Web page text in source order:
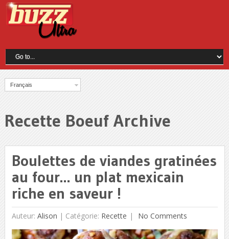
Français
Recette Boeuf Archive
Boulettes de viandes gratinées
au four… un plat mexicain
riche en saveur !
Auteur: Alison | Catégorie: Recette No Comments